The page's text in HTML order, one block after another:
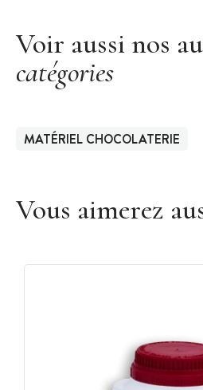
Voir aussi nos
catégories
MATÉRIEL CHOCOLATERIE
Vous aimerez